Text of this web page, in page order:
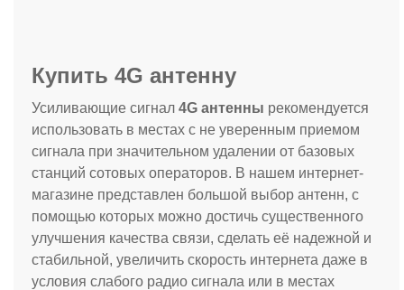
Купить 4G антенну
Усиливающие сигнал 4G антенны рекомендуется
использовать в местах с не уверенным приемом
сигнала при значительном удалении от базовых
станций сотовых операторов. В нашем интернет-
магазине представлен большой выбор антенн, с
помощью которых можно достичь существенного
улучшения качества связи, сделать её надежной и
стабильной, увеличить скорость интернета даже в
условия слабого радио сигнала или в местах